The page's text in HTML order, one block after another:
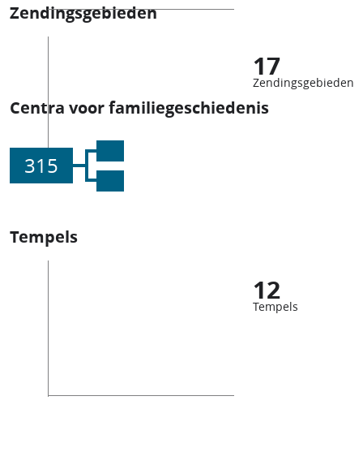
Zendingsgebieden
17
Zendingsgebieden
Centra voor familiegeschiedenis
315
Tempels
12
Tempels